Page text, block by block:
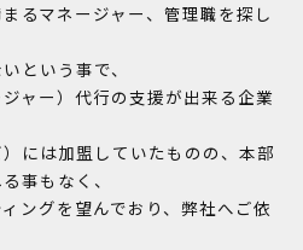
るマネージャー、管理職を探し
という事で、
ャー）代行の支援が出来る企業
には加盟していたものの、本部
事もなく、
ングを望んでおり、弊社へご依